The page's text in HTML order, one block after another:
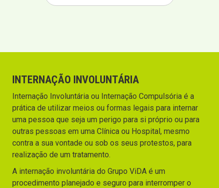
INTERNAÇÃO INVOLUNTÁRIA
Internação Involuntária ou Internação Compulsória é a
prática de utilizar meios ou formas legais para internar
uma pessoa que seja um perigo para si próprio ou para
outras pessoas em uma Clínica ou Hospital, mesmo
contra a sua vontade ou sob os seus protestos, para
realização de um tratamento.
A internação involuntária do Grupo ViDA é um
procedimento planejado e seguro para interromper o